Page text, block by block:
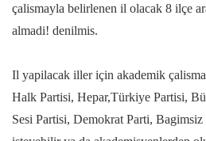
çalismayla belirlenen il olacak 8 ilçe
almadi! denilmis.
Il yapilacak iller için akademik
Halk Partisi, Hepar,Türkiye Partisi,
Sesi Partisi, Demokrat Parti,